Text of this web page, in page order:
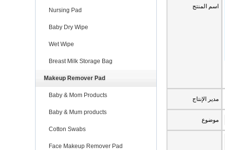
Nursing Pad
Baby Dry Wipe
Wet Wipe
Breast Milk Storage Bag
Makeup Remover Pad
Baby & Mom Products
Baby & Mum products
Cotton Swabs
Face Makeup Remover Pad
اسم المنتج
مدير الإنتاج
موضوع